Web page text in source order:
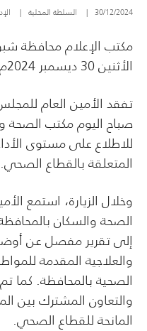
30/12/2024
| السلطة المحلية |
مكتب الإعلام محافظة
الأثنين 30 ديسمبر 2024م
تفقد الأمين العام
صباح اليوم مكتب الصحة
للاطلاع على مستوى
المتعلقة بالقطاع الصحي.
وخلال الزيارة، استمع
الصحة والسكان
إلى تقرير مفصل عن
والعلاجية المقدمة
الصحية بالمحافظة. كما
والتعاون المشترك بين
المانحة للقطاع الصحي.